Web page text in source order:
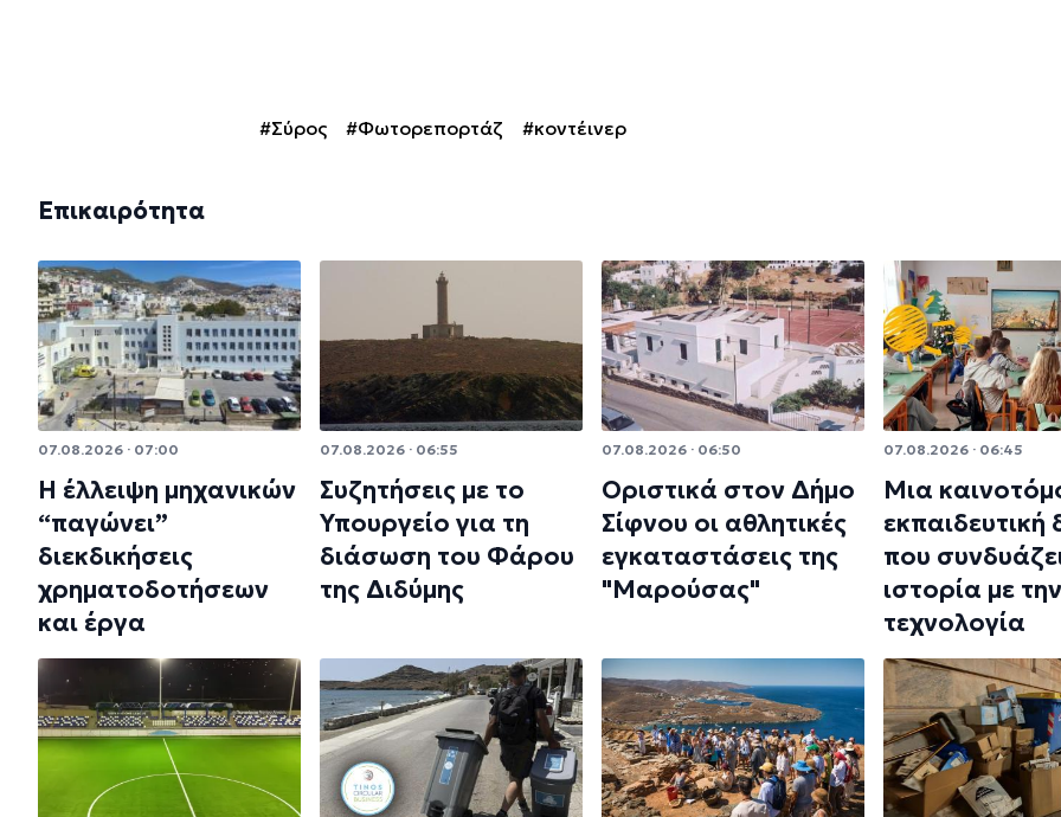
#Σύρος #Φωτορεπορτάζ #κοντέινερ
Επικαιρότητα
07.08.2026 · 07:00
Η έλλειψη μηχανικών
“παγώνει”
διεκδικήσεις
χρηματοδοτήσεων
και έργα
07.08.2026 · 06:55
Συζητήσεις με το
Υπουργείο για τη
διάσωση του Φάρου
της Διδύμης
07.08.2026 · 06:50
Οριστικά στον Δήμο
Σίφνου οι αθλητικές
εγκαταστάσεις της
"Μαρούσας"
07.08.2026 · 06:45
Μια
που
ιστορία με την
τεχνολογία